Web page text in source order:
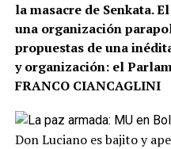
la masacre de Senkata.
una organización
propuestas de una
y organización: el
FRANCO CIANCAGLINI
Don Luciano es bajito y